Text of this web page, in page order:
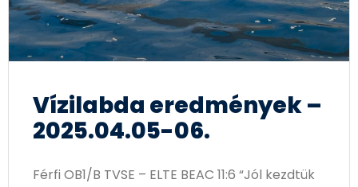
Vízilabda eredmények –
2025.04.05-06.
Férfi OB1/B TVSE – ELTE BEAC 11:6 “Jól kezdtük